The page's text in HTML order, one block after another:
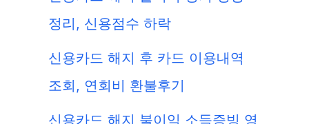
정리, 신용점수 하락
신용카드 해지 후 카드 이용내역
조회, 연회비 환불후기
신용카드 해지 불이익 소득증빙 영